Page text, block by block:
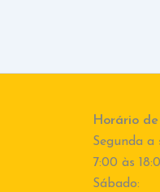
Horário
Segunda a
7:00 às
Sábado: